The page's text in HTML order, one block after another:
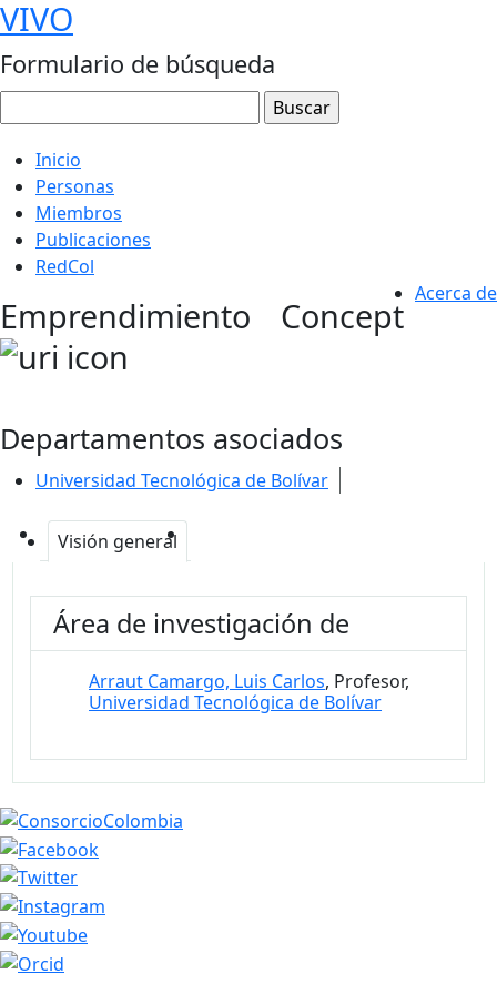
VIVO
Formulario de búsqueda
Inicio
Personas
Miembros
Publicaciones
RedCol
Acerca de
Emprendimiento Concept
Departamentos asociados
Universidad Tecnológica de Bolívar
Visión general
Área de investigación de
Arraut Camargo, Luis Carlos, Profesor,
Universidad Tecnológica de Bolívar